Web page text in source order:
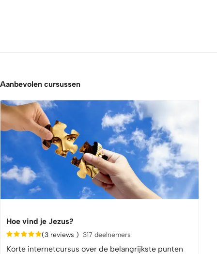
Aanbevolen cursussen
Hoe vind je Jezus?
(3 reviews ) 317 deelnemers
Korte internetcursus over de belangrijkste punten